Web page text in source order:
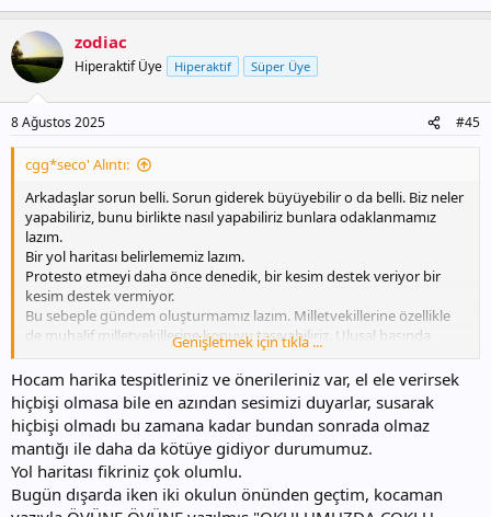
zodiac
Hiperaktif Üye Hiperaktif Süper Üye
8 Ağustos 2025 #45
cgg*seco' Alıntı:
Arkadaşlar sorun belli. Sorun giderek büyüyebilir o da belli. Biz neler
yapabiliriz, bunu birlikte nasıl yapabiliriz bunlara odaklanmamız
lazım.
Bir yol haritası belirlememiz lazım.
Protesto etmeyi daha önce denedik, bir kesim destek veriyor bir
kesim destek vermiyor.
Bu sebeple gündem oluşturmamız lazım. Milletvekillerine özellikle
de muhalif milletvekillerine konuyu taşıyabiliriz. Ulusal basında
haber olması lazım ki sözümüz duyulsun, problem anlaşılsın. Eş
zamanlı olarak sendikaları bilgilendirmek lazım ki ulusal basında
sendika temsilcileri durumu anlatır.
Benim önerim süreçte aktif görev almak isteyen öğretmenlerimizle
(mümkünse her sendikadan en az 1 öğretmen olması çok daha iyi
olur.) bir ekip oluşturalım. Yol haritası belirleyelim. Süreci birlikte
organize edip birlikte hareket edelim. Bir elin nesi var iki elin sesi var
atasözündeki gibi sesimizin gür çıkması için çok olmamız, bir
Genişletmek için tıkla ...
Hocam harika tespitleriniz ve önerileriniz var, el ele verirsek
hiçbişi olmasa bile en azından sesimizi duyarlar, susarak
hiçbişi olmadı bu zamana kadar bundan sonrada olmaz
mantığı ile daha da kötüye gidiyor durumumuz.
Yol haritası fikriniz çok olumlu.
Bugün dışarda iken iki okulun önünden geçtim, kocaman